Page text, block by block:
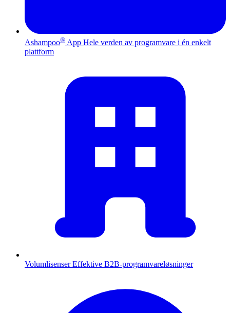
Ashampoo® App Hele verden av programvare i én enkelt
plattform
Volumlisenser Effektive B2B-programvareløsninger